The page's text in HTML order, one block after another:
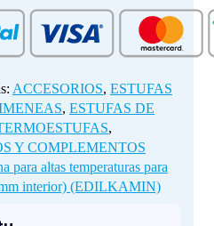
ACCESORIOS, ESTUFAS
, ESTUFAS DE
,
Y COMPLEMENTOS
para altas temperaturas para
mm interior) (EDILKAMIN)